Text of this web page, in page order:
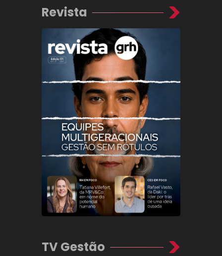
Revista
TV Gestão